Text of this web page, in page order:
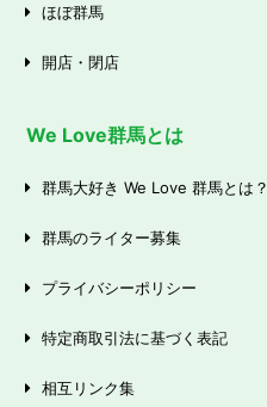
ほぼ群馬
開店・閉店
We Love群馬とは
群馬大好き We Love 群馬とは？
群馬のライター募集
プライバシーポリシー
特定商取引法に基づく表記
相互リンク集